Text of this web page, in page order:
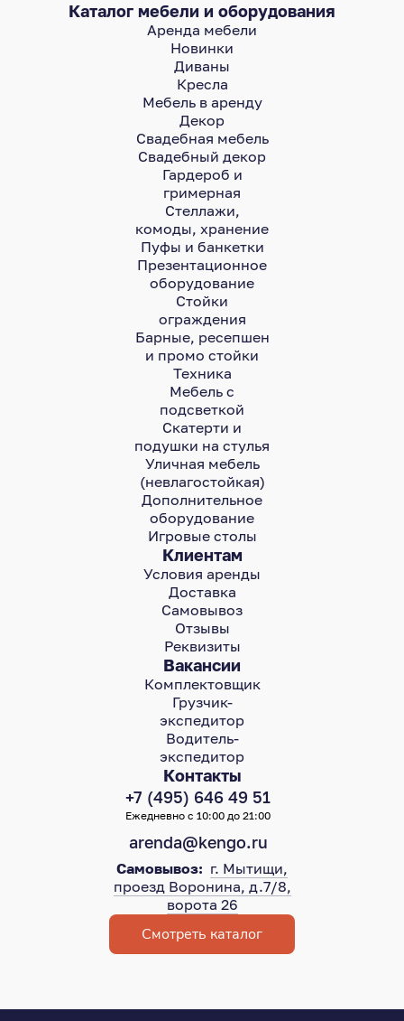
Контакты
+7 (495) 646 49 51
Ежедневно с 10:00 до 21:00
arenda@kengo.ru
Самовывоз: г. Мытищи,
проезд Воронина, д.7/8,
ворота 26
Смотреть каталог
Клиентам
Условия аренды
Доставка
Самовывоз
Отзывы
Реквизиты
Вакансии
Комплектовщик
Грузчик-
экспедитор
Водитель-
экспедитор
Каталог мебели и оборудования
Аренда мебели
Новинки
Диваны
Кресла
Мебель в аренду
Декор
Свадебная мебель
Свадебный декор
Гардероб и
гримерная
Стеллажи,
комоды, хранение
Пуфы и банкетки
Презентационное
оборудование
Стойки
ограждения
Барные, ресепшен
и промо стойки
Техника
Мебель с
подсветкой
Скатерти и
подушки на стулья
Уличная мебель
(невлагостойкая)
Дополнительное
оборудование
Игровые столы